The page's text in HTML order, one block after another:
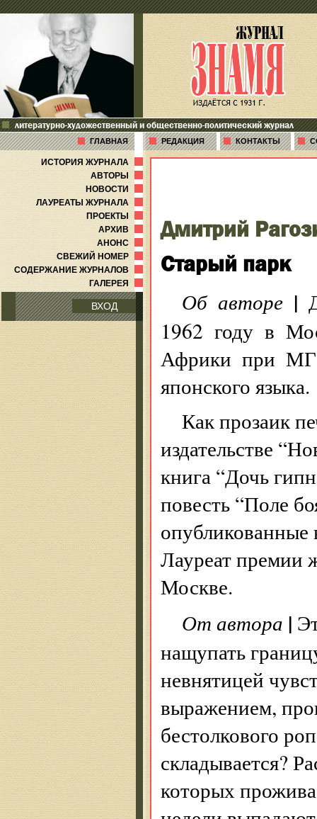
литературно-художественный и общественно-политический журнал
ГЛАВНАЯ РЕДАКЦИЯ КОНТАКТЫ
ИСТОРИЯ ЖУРНАЛА
АВТОРЫ
НОВОСТИ
ЛАУРЕАТЫ ЖУРНАЛА
ПРОЕКТЫ
АРХИВ
АНОНС
СВЕЖИЙ НОМЕР
СОДЕРЖАНИЕ ЖУРНАЛОВ
ГАЛЕРЕЯ
ВХОД
Дмитрий
Старый парк
Об авторе |
1962 году в
Африки при
японского языка.
Как прозаик
издательстве
книга “Дочь
повесть “Поле
опубликованные
Лауреат премии
Москве.
От автора |
нащупать
невнятицей
выражением,
бестолкового
складывается?
которых